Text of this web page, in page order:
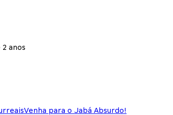
anos
Venha para o Jabá Absurdo!